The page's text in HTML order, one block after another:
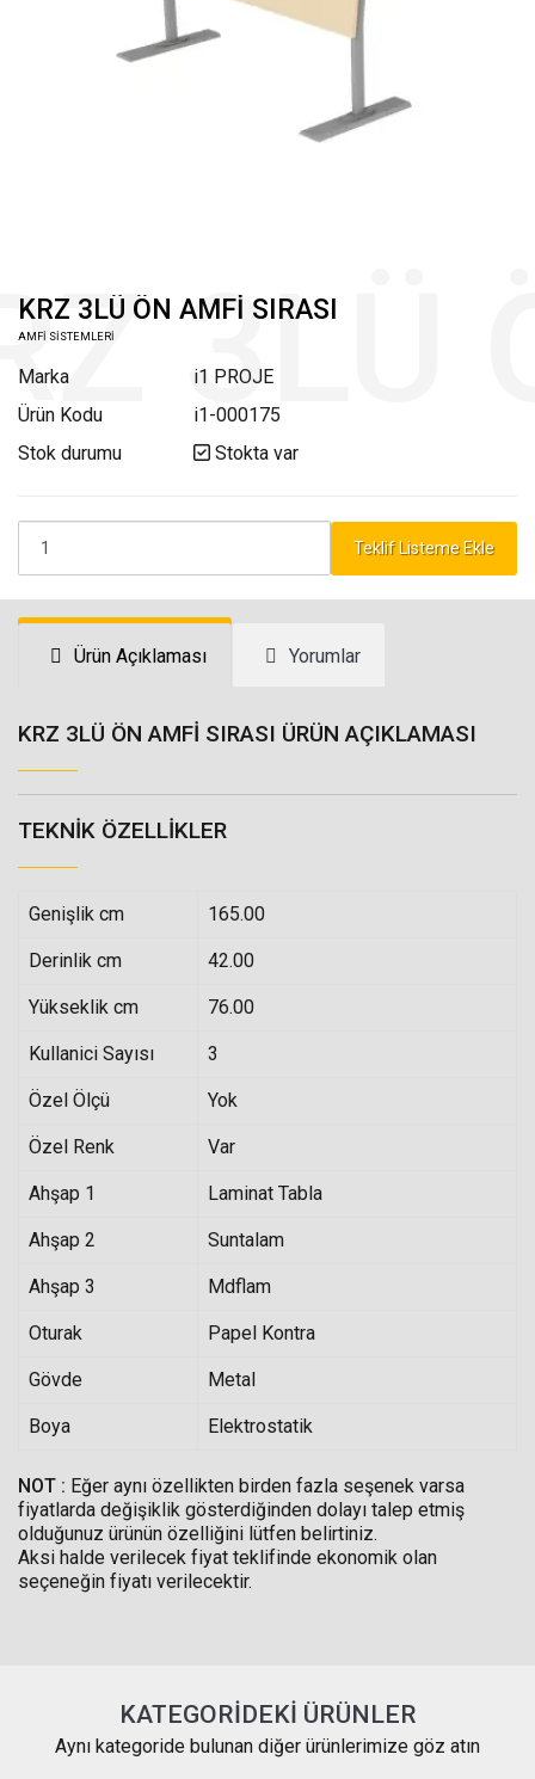
KRZ 3LÜ ÖN AMFİ SIRASI
AMFİ SİSTEMLERİ
Marka
i1 PROJE
Ürün Kodu
i1-000175
Stok durumu
Stokta var
Teklif Listeme Ekle
Ürün Açıklaması Yorumlar
KRZ 3LÜ ÖN AMFİ SIRASI ÜRÜN AÇIKLAMASI
TEKNIK ÖZELLIKLER
Genişlik cm 165.00
Derinlik cm 42.00
Yükseklik cm 76.00
Kullanici Sayısı 3
Özel Ölçü Yok
Özel Renk Var
Ahşap 1 Laminat Tabla
Ahşap 2 Suntalam
Ahşap 3 Mdflam
Oturak Papel Kontra
Gövde Metal
Boya Elektrostatik
NOT : Eğer aynı özellikten birden fazla seşenek varsa
fiyatlarda değişiklik gösterdiğinden dolayı talep etmiş
olduğunuz ürünün özelliğini lütfen belirtiniz.
Aksi halde verilecek fiyat teklifinde ekonomik olan
seçeneğin fiyatı verilecektir.
KATEGORIDEKI ÜRÜNLER
Aynı kategoride bulunan diğer ürünlerimize göz atın